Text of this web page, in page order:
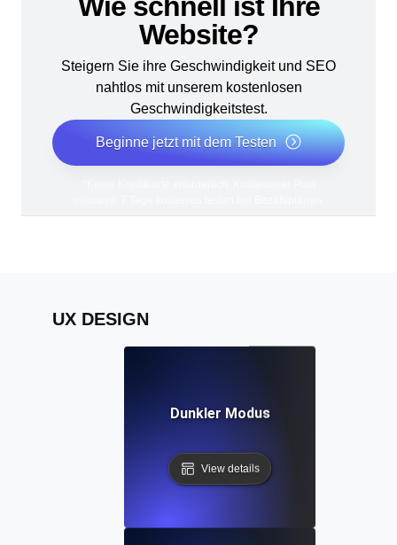
Website?
Steigern Sie ihre Geschwindigkeit und SEO
nahtlos mit unserem kostenlosen
Geschwindigkeitstest.
Beginne jetzt mit dem Testen
UX DESIGN
Dunkler Modus
View details